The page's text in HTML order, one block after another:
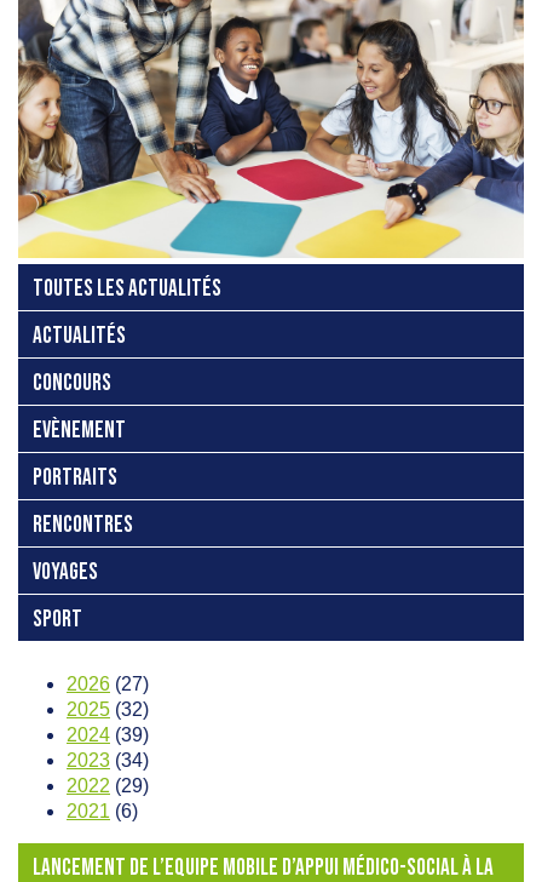
TOUTES LES ACTUALITÉS
ACTUALITÉS
CONCOURS
EVÈNEMENT
PORTRAITS
RENCONTRES
VOYAGES
SPORT
2026 (27)
2025 (32)
2024 (39)
2023 (34)
2022 (29)
2021 (6)
LANCEMENT DE L’EQUIPE MOBILE D’APPUI MÉDICO-SOCIAL À LA